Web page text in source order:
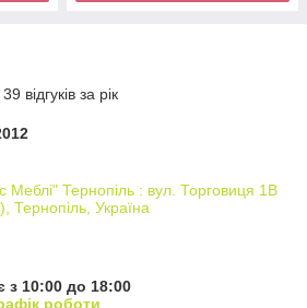
відгуків за рік
Меблі" Тернопіль : вул. Торговиця 1В
Україна
з 10:00 до 18:00
роботи